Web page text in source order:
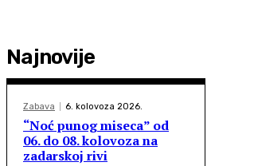
Najnovije
Zabava 6. kolovoza 2026.
“Noć punog miseca” od
06. do 08. kolovoza na
zadarskoj rivi